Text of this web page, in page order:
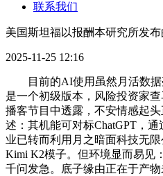
联系我们
美国斯坦福以报酬本研究所发
2025-11-25 12:16
目前的AI使用虽然月活数据
是一个初级版本，风险投资家
播客节目中透露，不安情感起
述：其机能可对标ChatGPT，
业已转而利用月之暗面科技无
Kimi K2模子。但环境显而易见
千问发急。底子缘由正在于产物